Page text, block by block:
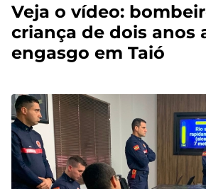
Veja o vídeo:
criança de dois anos
engasgo em Taió